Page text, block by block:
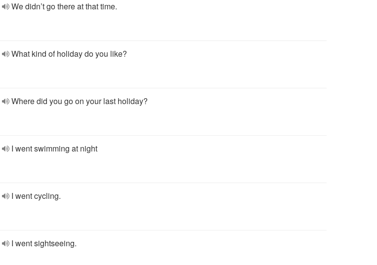
We didn’t go there at that time.
What kind of holiday do you like?
Where did you go on your last holiday?
I went swimming at night
I went cycling.
I went sightseeing.